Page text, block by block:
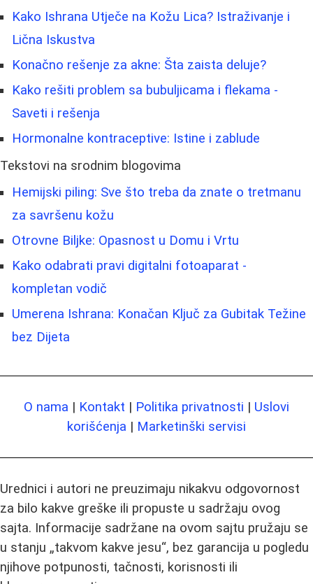
Kako Ishrana Utječe na Kožu Lica? Istraživanje i
Lična Iskustva
Konačno rešenje za akne: Šta zaista deluje?
Kako rešiti problem sa bubuljicama i flekama -
Saveti i rešenja
Hormonalne kontraceptive: Istine i zablude
Tekstovi na srodnim blogovima
Hemijski piling: Sve što treba da znate o tretmanu
za savršenu kožu
Otrovne Biljke: Opasnost u Domu i Vrtu
Kako odabrati pravi digitalni fotoaparat -
kompletan vodič
Umerena Ishrana: Konačan Ključ za Gubitak Težine
bez Dijeta
O nama | Kontakt | Politika privatnosti | Uslovi
korišćenja | Marketinški servisi
Urednici i autori ne preuzimaju nikakvu odgovornost
za bilo kakve greške ili propuste u sadržaju ovog
sajta. Informacije sadržane na ovom sajtu pružaju se
u stanju „takvom kakve jesu“, bez garancija u pogledu
njihove potpunosti, tačnosti, korisnosti ili